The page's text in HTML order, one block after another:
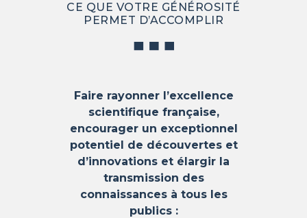
CE QUE VOTRE GÉNÉROSITÉ
PERMET D’ACCOMPLIR
Faire rayonner l’excellence
scientifique française,
encourager un exceptionnel
potentiel de découvertes et
d’innovations et élargir la
transmission des
connaissances à tous les
publics :